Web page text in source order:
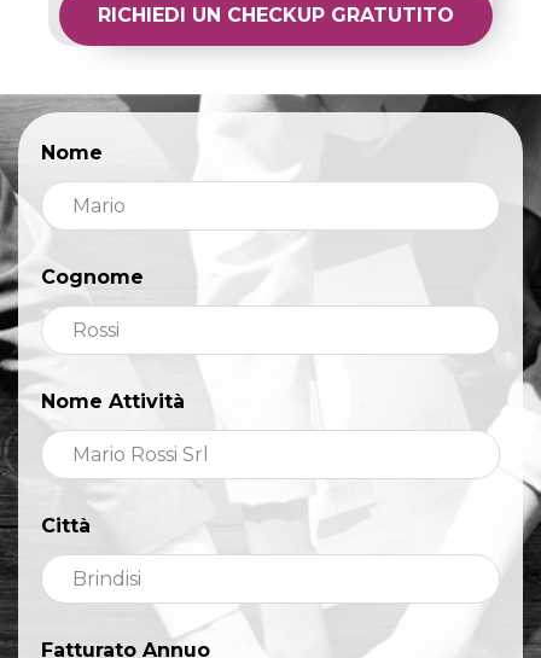
RICHIEDI UN CHECKUP GRATUTITO
Nome
Cognome
Nome Attività
Città
Fatturato Annuo